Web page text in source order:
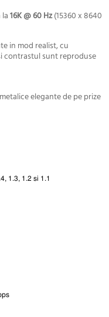
16K @ 60 Hz(15360 x 8640
in mod realist, cu
contrastul sunt reproduse
elegante de pe prize
1.3, 1.2 si 1.1